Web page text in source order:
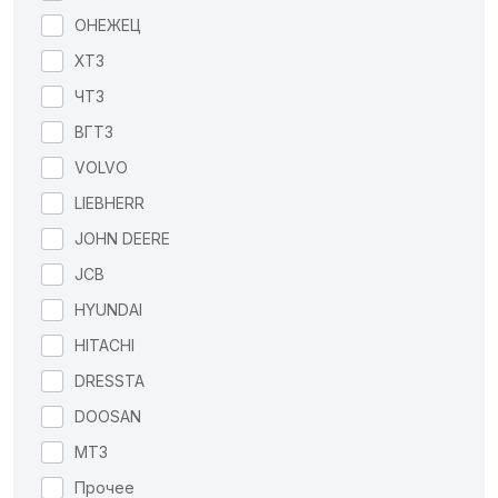
ОНЕЖЕЦ
ХТЗ
ЧТЗ
ВГТЗ
VOLVO
LIEBHERR
JOHN DEERE
JCB
HYUNDAI
HITACHI
DRESSTA
DOOSAN
МТЗ
Прочее